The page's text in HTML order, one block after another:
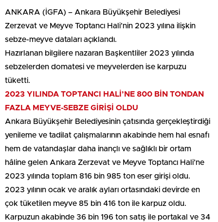
ANKARA (İGFA) – Ankara Büyükşehir Belediyesi
Zerzevat ve Meyve Toptancı Hali’nin 2023 yılına ilişkin
sebze-meyve dataları açıklandı.
Hazırlanan bilgilere nazaran Başkentliler 2023 yılında
sebzelerden domatesi ve meyvelerden ise karpuzu
tüketti.
2023 YILINDA TOPTANCI HALİ’NE 800 BİN TONDAN
FAZLA MEYVE-SEBZE GİRİŞİ OLDU
Ankara Büyükşehir Belediyesinin çatısında gerçekleştirdiği
yenileme ve tadilat çalışmalarının akabinde hem hal esnafı
hem de vatandaşlar daha inançlı ve sağlıklı bir ortam
hâline gelen Ankara Zerzevat ve Meyve Toptancı Hali’ne
2023 yılında toplam 816 bin 985 ton eser girişi oldu.
2023 yılının ocak ve aralık ayları ortasındaki devirde en
çok tüketilen meyve 85 bin 416 ton ile karpuz oldu.
Karpuzun akabinde 36 bin 196 ton satış ile portakal ve 34